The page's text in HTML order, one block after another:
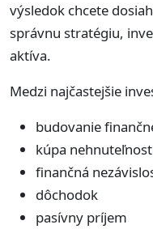
výsledok chcete
správnu stratégiu,
aktíva.
Medzi najčastejšie
budovanie
kúpa
finančná
dôchodok
pasívny príjem